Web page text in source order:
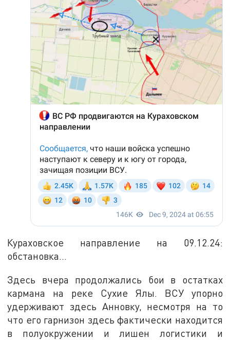
Кураховское направление на 09.12.24:
обстановка...
Здесь вчера продолжались бои в остатках
кармана на реке Сухие Ялы. ВСУ упорно
удерживают здесь Анновку, несмотря на то
что его гарнизон здесь фактически находится
в полуокружении и лишен логистики и